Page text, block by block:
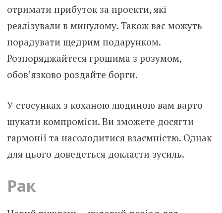
отримати прибуток за проекти, які
реалізували в минулому. Також вас можуть
порадувати щедрим подарунком.
Розпоряджайтеся грошима з розумом,
обов’язково роздайте борги.
У стосунках з коханою людиною вам варто
шукати компроміси. Ви зможете досягти
гармонії та насолодитися взаємністю. Однак
для цього доведеться докласти зусиль.
Рак